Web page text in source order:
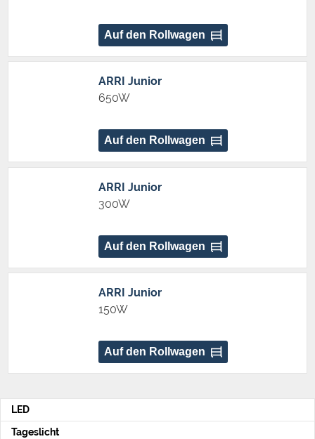
Auf den Rollwagen
ARRI Junior
650W
Auf den Rollwagen
ARRI Junior
300W
Auf den Rollwagen
ARRI Junior
150W
Auf den Rollwagen
LED
Tageslicht